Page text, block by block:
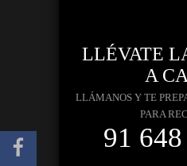
LLÉVATE
A
LLÁMANOS Y TE
PARA
91